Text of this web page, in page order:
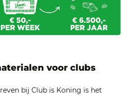
voor clubs
bij Club is Koning is het